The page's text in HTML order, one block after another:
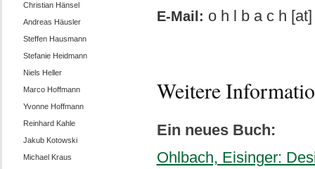
Christian Hänsel
Andreas Häusler
Steffen Hausmann
Stefanie Heidmann
Niels Heller
Marco Hoffmann
Yvonne Hoffmann
Reinhard Kahle
Jakub Kotowski
Michael Kraus
E-Mail: o h l b a c h
Weitere
Ein neues Buch:
Ohlbach, Eisinger: